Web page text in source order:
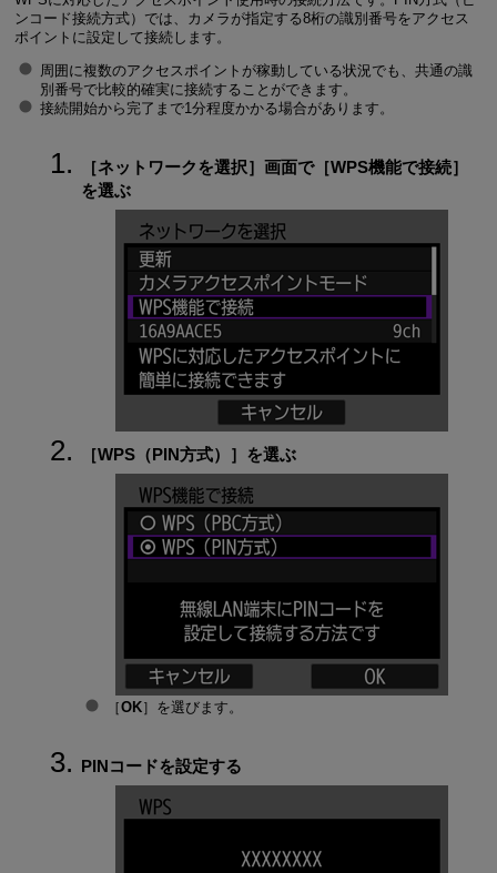
ンコード接続方式）では、カメラが指定する8桁の識別番号をアクセス
ポイントに設定して接続します。
周囲に複数のアクセスポイントが稼動している状況でも、共通の識
別番号で比較的確実に接続することができます。
接続開始から完了まで1分程度かかる場合があります。
［ネットワークを選択］画面で［WPS機能で接続］
を選ぶ
［WPS（PIN方式） ］を選ぶ
［OK］を選びます。
PINコードを設定する